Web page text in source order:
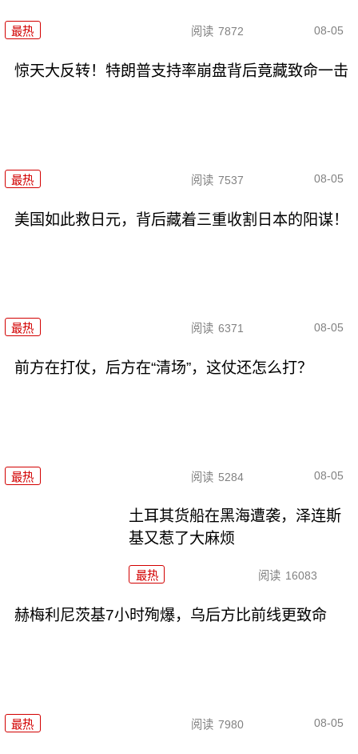
最热 阅读 7872 08-05
惊天大反转！特朗普支持率崩盘背后竟藏致命一击
最热 阅读 7537 08-05
美国如此救日元，背后藏着三重收割日本的阳谋！
最热 阅读 6371 08-05
前方在打仗，后方在“清场”，这仗还怎么打？
最热 阅读 5284 08-05
土耳其货船在黑海遭袭，泽连斯
基又惹了大麻烦
最热 阅读 16083
赫梅利尼茨基7小时殉爆，乌后方比前线更致命
最热 阅读 7980 08-05